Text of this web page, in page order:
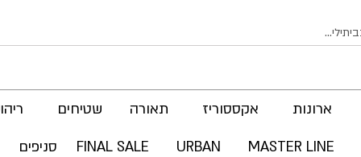
ארונות אקססוריז תאורה שטיחים
MASTER LINE
URBAN
FINAL SALE סניפים